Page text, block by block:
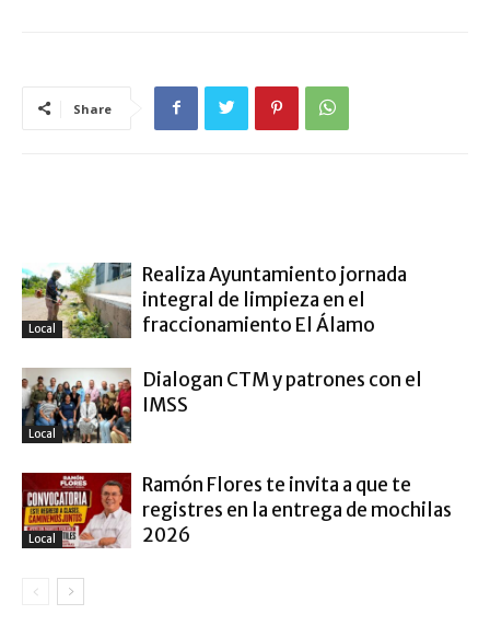
Share
Local
Realiza Ayuntamiento jornada
integral de limpieza en el
fraccionamiento El Álamo
Local
Dialogan CTM y patrones con el
IMSS
Local
Ramón Flores te invita a que te
registres en la entrega de mochilas
2026